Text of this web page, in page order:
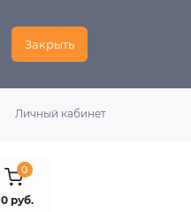
Закрыть
Личный кабинет
0
0 руб.